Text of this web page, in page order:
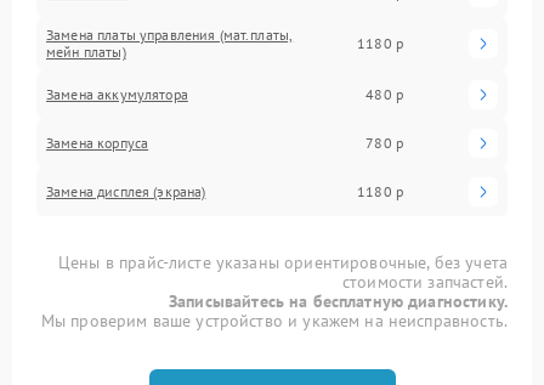
Замена платы управления (мат.платы,
мейн платы)
1180 р
Замена аккумулятора 480 р
Замена корпуса 780 р
Замена дисплея (экрана) 1180 р
Цены в прайс-листе указаны ориентировочные, без учета
стоимости запчастей.
Записывайтесь на бесплатную диагностику.
Мы проверим ваше устройство и укажем на неисправность.